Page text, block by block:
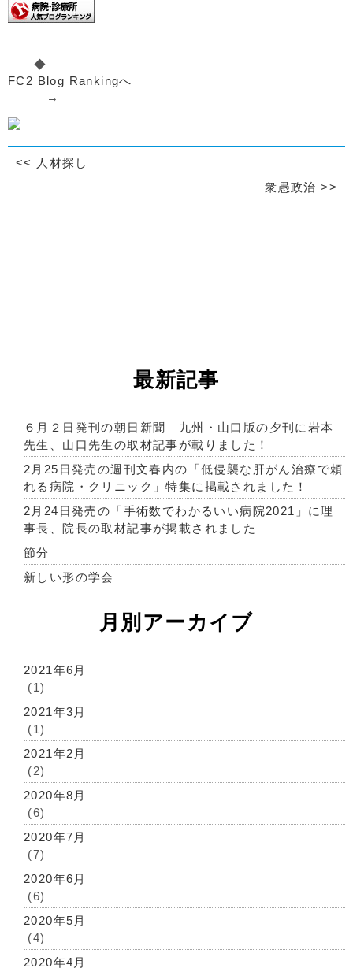
◆
FC2 Blog Rankingへ
→
<<
人材探し
衆愚政治>>
最新記事
６月２日発刊の朝日新聞 九州・山口版の夕刊に岩本
先生、山口先生の取材記事が載りました！
2月25日発売の週刊文春内の「低侵襲な肝がん治療で頼
れる病院・クリニック」特集に掲載されました！
2月24日発売の「手術数でわかるいい病院2021」に理
事長、院長の取材記事が掲載されました
節分
新しい形の学会
月別アーカイブ
2021年6月
(1)
2021年3月
(1)
2021年2月
(2)
2020年8月
(6)
2020年7月
(7)
2020年6月
(6)
2020年5月
(4)
2020年4月